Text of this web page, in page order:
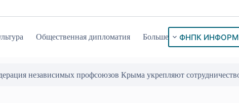
Общественная дипломатия Больше ФНПК ИНФОРМ
знака «За гражданское служение» 17 Июл 2026